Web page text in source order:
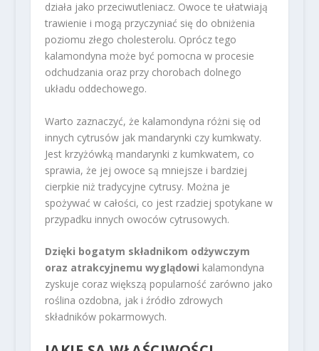
działa jako przeciwutleniacz. Owoce te ułatwiają
trawienie i mogą przyczyniać się do obniżenia
poziomu złego cholesterolu. Oprócz tego
kalamondyna może być pomocna w procesie
odchudzania oraz przy chorobach dolnego
układu oddechowego.
Warto zaznaczyć, że kalamondyna różni się od
innych cytrusów jak mandarynki czy kumkwaty.
Jest krzyżówką mandarynki z kumkwatem, co
sprawia, że jej owoce są mniejsze i bardziej
cierpkie niż tradycyjne cytrusy. Można je
spożywać w całości, co jest rzadziej spotykane w
przypadku innych owoców cytrusowych.
Dzięki bogatym składnikom odżywczym
oraz atrakcyjnemu wyglądowi kalamondyna
zyskuje coraz większą popularność zarówno jako
roślina ozdobna, jak i źródło zdrowych
składników pokarmowych.